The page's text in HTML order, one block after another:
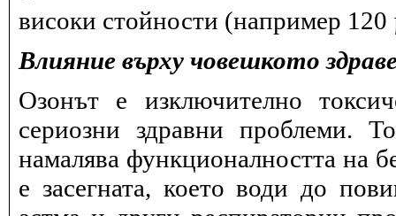
високи стойности (например 120
Влияние върху човешкото
Озонът е изключително
сериозни здравни проблеми.
намалява функционалността на
е засегната, което води до